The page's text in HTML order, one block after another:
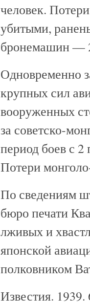
человек.
убитыми,
бронемашин —
Одновременно
крупных сил
вооруженных
за советско-
период боев с
Потери
По сведениям
бюро печати
лживых и
японской
полковником
Известия.